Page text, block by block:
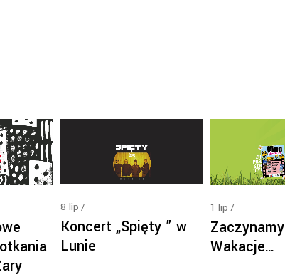
8 lip
Koncert „Spięty ” w
Lunie
1 lip
Zaczynamy
Wakacje…